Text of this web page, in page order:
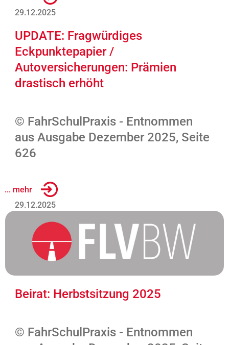
29.12.2025
UPDATE: Fragwürdiges
Eckpunktepapier /
Autoversicherungen: Prämien
drastisch erhöht
© FahrSchulPraxis - Entnommen
aus Ausgabe Dezember 2025, Seite
626
... mehr
29.12.2025
Beirat: Herbstsitzung 2025
© FahrSchulPraxis - Entnommen